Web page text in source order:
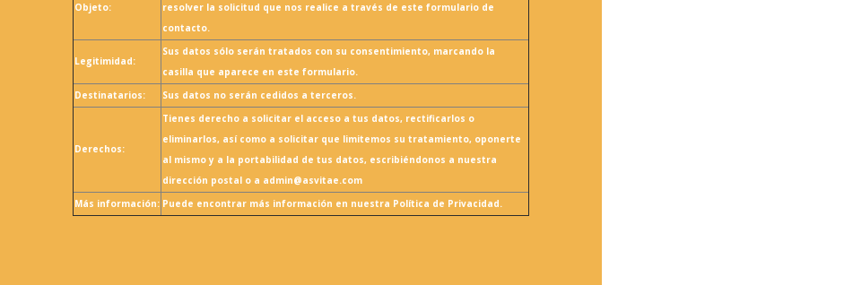
Objeto:
resolver la solicitud que nos realice a través de este formulario de
contacto.
Legitimidad:
Sus datos sólo serán tratados con su consentimiento, marcando la
casilla que aparece en este formulario.
Destinatarios:
Sus datos no serán cedidos a terceros.
Derechos:
Tienes derecho a solicitar el acceso a tus datos, rectificarlos o
eliminarlos, así como a solicitar que limitemos su tratamiento, oponerte
al mismo y a la portabilidad de tus datos, escribiéndonos a nuestra
dirección postal o a admin@asvitae.com
Más información: Puede encontrar más información en nuestra Política de Privacidad.